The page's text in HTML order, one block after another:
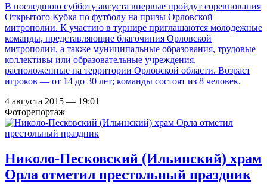
В последнюю субботу августа впервые пройдут соревнования
Открытого Кубка по футболу на призы Орловской
митрополии. К участию в турнире приглашаются молодежные
команды, представляющие благочиния Орловской
митрополии, а также муниципальные образования, трудовые
коллективы или образовательные учреждения,
расположенные на территории Орловской области. Возраст
игроков — от 14 до 30 лет; команды состоят из 8 человек.
4 августа 2015 — 19:01
Фоторепортаж
Николо-Песковский (Ильинский) храм
Орла отметил престольный праздник